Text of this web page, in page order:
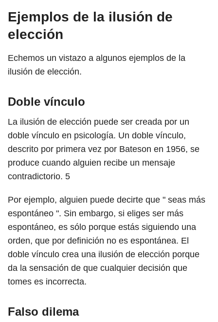
Ejemplos de la ilusión de
elección
Echemos un vistazo a algunos ejemplos de la
ilusión de elección.
Doble vínculo
La ilusión de elección puede ser creada por un
doble vínculo en psicología. Un doble vínculo,
descrito por primera vez por Bateson en 1956, se
produce cuando alguien recibe un mensaje
contradictorio. 5
Por ejemplo, alguien puede decirte que " seas más
espontáneo ". Sin embargo, si eliges ser más
espontáneo, es sólo porque estás siguiendo una
orden, que por definición no es espontánea. El
doble vínculo crea una ilusión de elección porque
da la sensación de que cualquier decisión que
tomes es incorrecta.
Falso dilema